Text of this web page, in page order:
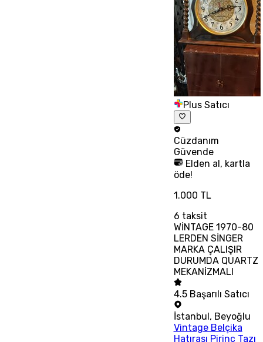
Plus Satıcı
Cüzdanım
Güvende
Elden al, kartla
öde!
1.000 TL
6 taksit
WİNTAGE 1970-80
LERDEN SİNGER
MARKA ÇALIŞIR
DURUMDA QUARTZ
MEKANİZMALI
4.5 Başarılı Satıcı
İstanbul, Beyoğlu
Vintage Belçika
Hatırası Pirinç Tazı